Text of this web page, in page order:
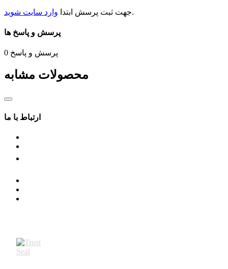
جهت ثبت پرسش ابتدا وارد سایت شوید .
پرسش و پاسخ ها
0 پرسش و پاسخ
محصولات مشابه
ارتباط با ما